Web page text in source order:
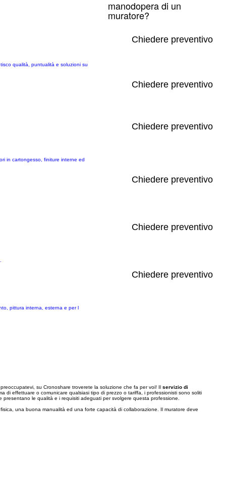
qualità, puntualità e soluzioni su
Chiedere preventivo
Chiedere preventivo
in cartongesso, finiture interne ed
Chiedere preventivo
Chiedere preventivo
Chiedere preventivo
pittura interna, esterna e per l
Chiedere preventivo
manodopera di un
muratore?
su Cronoshare troverete la soluzione che fa per voi! Il servizio di
di effettuare o comunicare qualsiasi tipo di prezzo o tariffa, i professionisti sono soliti
le qualità e i requisiti adeguati per svolgere questa professione.
una buona manualità ed una forte capacità di collaborazione. Il muratore deve